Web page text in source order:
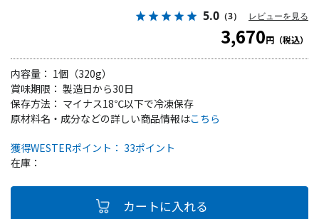
5.0 （3） レビューを見る
3,670円（税込）
内容量： 1個（320g）
賞味期限： 製造日から30日
保存方法： マイナス18℃以下で冷凍保存
獲得WESTERポイント： 33ポイント
在庫：
原材料名・成分などの詳しい商品情報はこちら